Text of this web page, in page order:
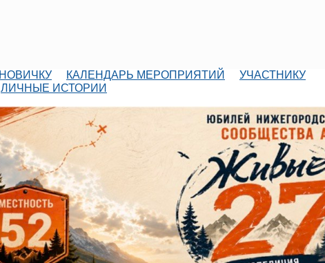
НОВИЧКУ КАЛЕНДАРЬ МЕРОПРИЯТИЙ
УЧАСТНИКУ
ЛИЧНЫЕ ИСТОРИИ